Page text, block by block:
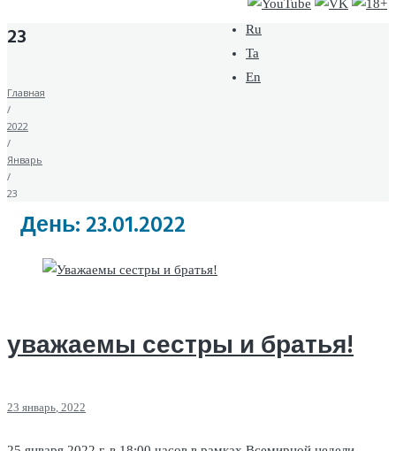
Ru
Ta
En
23
Главная
/
2022
/
Январь
/
23
День: 23.01.2022
уважаемы сестры и братья!
23 январь , 2022